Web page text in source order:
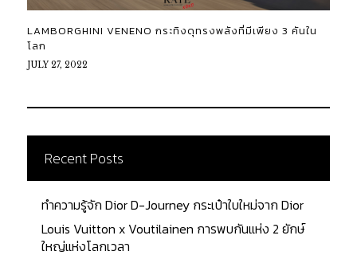
LAMBORGHINI VENENO กระทิงดุทรงพลังที่มีเพียง 3 คันใน
โลก
JULY 27, 2022
Recent Posts
ทำความรู้จัก Dior D-Journey กระเป๋าใบใหม่จาก Dior
Louis Vuitton x Voutilainen การพบกันแห่ง 2 ยักษ์
ใหญ่แห่งโลกเวลา